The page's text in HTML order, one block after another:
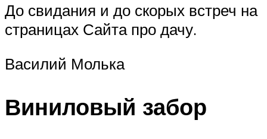
До свидания и до скорых встреч на
страницах Сайта про дачу.
Василий Молька
Виниловый забор